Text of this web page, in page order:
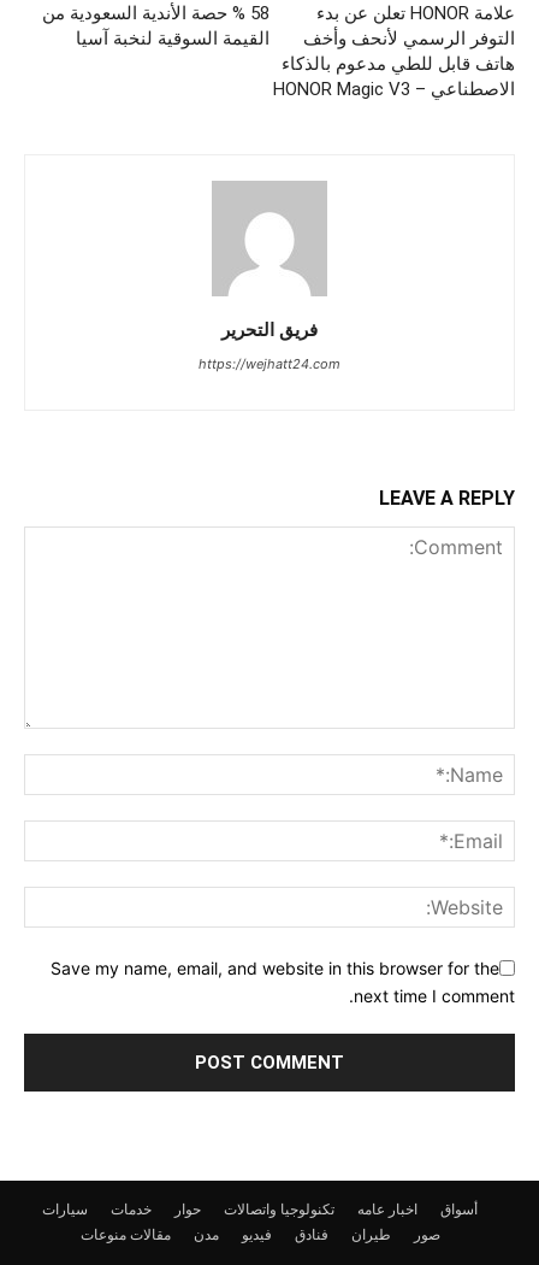
58 % حصة الأندية السعودية من
القيمة السوقية لنخبة آسيا
علامة HONOR تعلن عن بدء
التوفر الرسمي لأنحف وأخف
هاتف قابل للطي مدعوم بالذكاء
الاصطناعي – HONOR Magic V3
فريق التحرير
https://wejhatt24.com
LEAVE A REPLY
Save my name, email, and website in this browser for the
next time I comment.
أسواق اخبار عامه تكنولوجيا واتصالات حوار خدمات
سيارات
صور
طيران فنادق فيديو مدن مقالات منوعات